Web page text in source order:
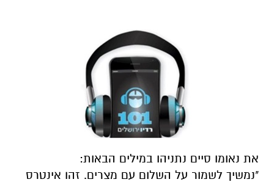
את נאומו סיים נתניהו במילים הבאות:
"נמשיך לשמור על השלום עם מצרים. זהו אינטרס